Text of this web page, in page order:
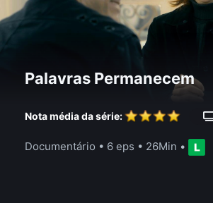
Palavras Permanecem
Nota média da série:
Documentário • 6 eps • 26Min •